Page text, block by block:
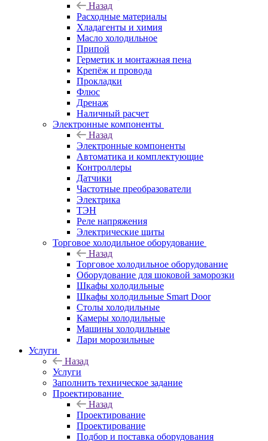
Назад
Расходные материалы
Хладагенты и химия
Масло холодильное
Припой
Герметик и монтажная пена
Крепёж и провода
Прокладки
Флюс
Дренаж
Наличный расчет
Электронные компоненты
Назад
Электронные компоненты
Автоматика и комплектующие
Контроллеры
Датчики
Частотные преобразователи
Электрика
ТЭН
Реле напряжения
Электрические щиты
Торговое холодильное оборудование
Назад
Торговое холодильное оборудование
Оборудование для шоковой заморозки
Шкафы холодильные
Шкафы холодильные Smart Door
Столы холодильные
Камеры холодильные
Машины холодильные
Лари морозильные
Услуги
Назад
Услуги
Заполнить техническое задание
Проектирование
Назад
Проектирование
Проектирование
Подбор и поставка оборудования